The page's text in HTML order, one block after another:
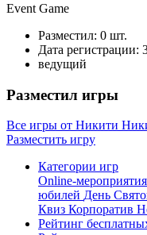
Event Game
Разместил: 0 шт.
Дата регистрации:
ведущий
Разместил игры
Все игры от Никити
Разместить игру
Категории игр
Online-мероприятия
юбилей День
Квиз Корпоратив
Рейтинг